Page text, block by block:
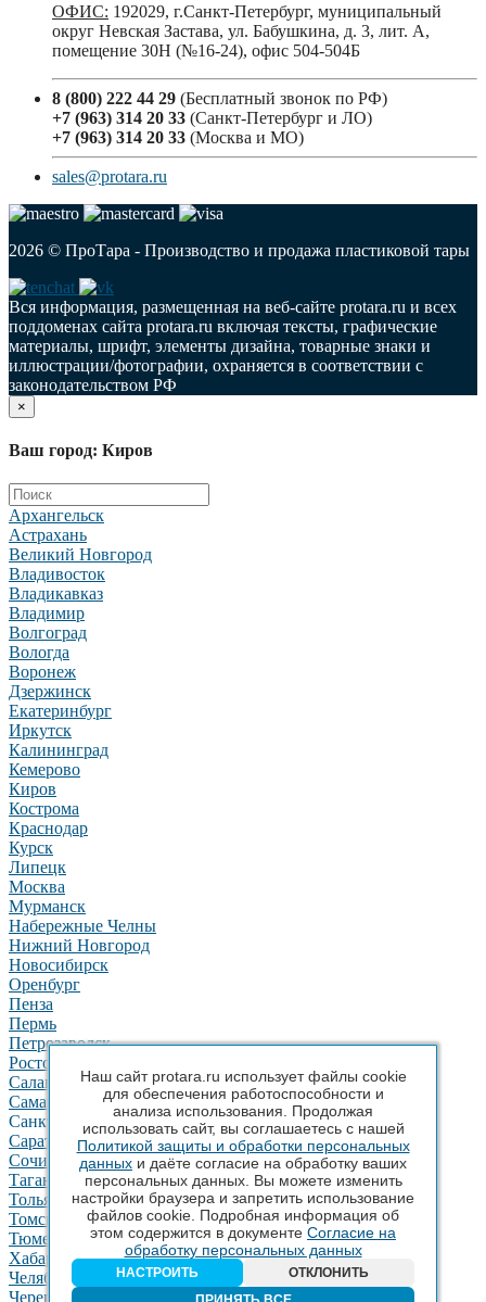
ОФИС: 192029, г.Санкт-Петербург, муниципальный
округ Невская Застава, ул. Бабушкина, д. 3, лит. А,
помещение 30Н (№16-24), офис 504-504Б
8 (800) 222 44 29 (Бесплатный звонок по РФ)
+7 (963) 314 20 33 (Санкт-Петербург и ЛО)
+7 (963) 314 20 33 (Москва и МО)
sales@protara.ru
2026 © ПроТара - Производство и продажа пластиковой тары
Вся информация, размещенная на веб-сайте protara.ru и всех
поддоменах сайта protara.ru включая тексты, графические
материалы, шрифт, элементы дизайна, товарные знаки и
иллюстрации/фотографии, охраняется в соответствии с
законодательством РФ
Наш сайт protara.ru использует файлы cookie
для обеспечения работоспособности и
анализа использования. Продолжая
использовать сайт, вы соглашаетесь с нашей
Политикой защиты и обработки персональных
данных и даёте согласие на обработку ваших
персональных данных. Вы можете изменить
настройки браузера и запретить использование
файлов cookie. Подробная информация об
этом содержится в документе Согласие на
обработку персональных данных
НАСТРОИТЬ
ОТКЛОНИТЬ
×
Ваш город: Киров
Архангельск
Астрахань
Великий Новгород
Владивосток
Владикавказ
Владимир
Волгоград
Вологда
Воронеж
Дзержинск
Екатеринбург
Иркутск
Калининград
Кемерово
Киров
Кострома
Краснодар
Курск
Липецк
Москва
Мурманск
Набережные Челны
Нижний Новгород
Новосибирск
Оренбург
Пенза
Пермь
Петрозаводск
Ростов-на-Дону
Салават
Самара
Санкт-Петербург
Саратов
Сочи
Таганрог
Тольятти
Томск
Тюмень
Хабаровск
Челябинск
Череповец